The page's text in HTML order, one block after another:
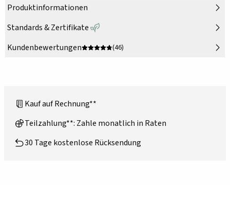
Produktinformationen
Standards & Zertifikate
Kundenbewertungen
(46)
Kauf auf Rechnung**
Teilzahlung**: Zahle monatlich in Raten
30 Tage kostenlose Rücksendung